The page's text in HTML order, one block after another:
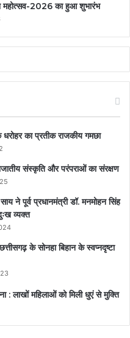
महोत्सव-2026 का हुआ शुभारंभ
धरोहर का प्रतीक राजकीय गमछा
संस्कृति और परंपराओं का संरक्षण
ने पूर्व प्रधानमंत्री डॉ. मनमोहन सिंह
व्यक्त
के सोनहा बिहान के स्वप्नदृष्टा
: लाखों महिलाओं को मिली धुएं से मुक्ति